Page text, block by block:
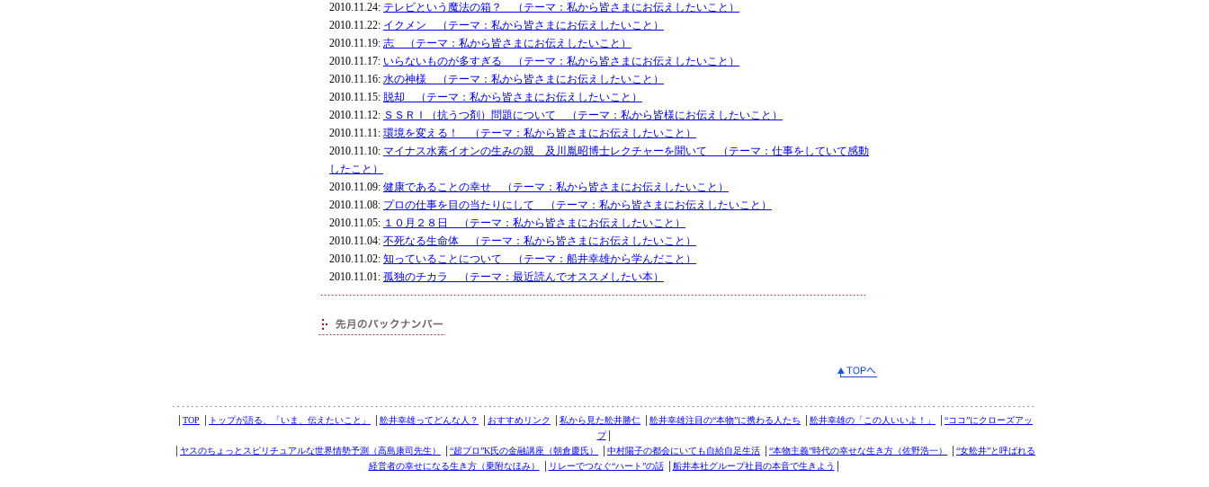
2010.11.24: テレビという魔法の箱？ （テーマ：私から皆さまにお伝えしたいこと）
2010.11.22: イクメン （テーマ：私から皆さまにお伝えしたいこと）
2010.11.19: 志 （テーマ：私から皆さまにお伝えしたいこと）
2010.11.17: いらないものが多すぎる （テーマ：私から皆さまにお伝えしたいこと）
2010.11.16: 水の神様 （テーマ：私から皆さまにお伝えしたいこと）
2010.11.15: 脱却 （テーマ：私から皆さまにお伝えしたいこと）
2010.11.12: ＳＳＲＩ（抗うつ剤）問題について （テーマ：私から皆様にお伝えしたいこと）
2010.11.11: 環境を変える！ （テーマ：私から皆さまにお伝えしたいこと）
2010.11.10: マイナス水素イオンの生みの親 及川胤昭博士レクチャーを聞いて （テーマ：仕事をしていて感動
したこと）
2010.11.09: 健康であることの幸せ （テーマ：私から皆さまにお伝えしたいこと）
2010.11.08: プロの仕事を目の当たりにして （テーマ：私から皆さまにお伝えしたいこと）
2010.11.05: １０月２８日 （テーマ：私から皆さまにお伝えしたいこと）
2010.11.04: 不死なる生命体 （テーマ：私から皆さまにお伝えしたいこと）
2010.11.02: 知っていることについて （テーマ：船井幸雄から学んだこと）
2010.11.01: 孤独のチカラ （テーマ：最近読んでオススメしたい本）
TOP トップが語る、「いま、伝えたいこと」 舩井幸雄ってどんな人？ おすすめリンク 私から見た舩井勝仁 舩井幸雄注目の“本物”に携わる人たち 舩井幸雄の「この人いいよ！」
“ココ”にクローズアッ
プ│
ヤスのちょっとスピリチュアルな世界情勢予測（高島康司先生） “超プロ”K氏の金融講座（朝倉慶氏） 中村陽子の都会にいても自給自足生活 “本物主義”時代の幸せな生き方（佐野浩一）
“女舩井”と呼ばれる
経営者の幸せになる生き方（乗附なほみ）
リレーでつなぐ“ハート”の話│ 船井本社グループ社員の本音で生きよう